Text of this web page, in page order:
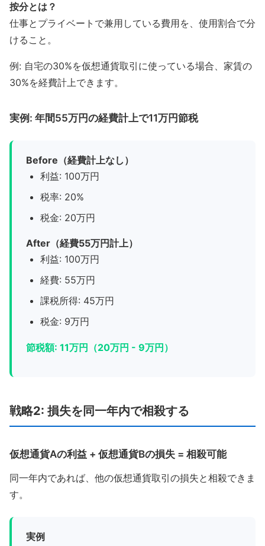
按分とは？
仕事とプライベートで兼用している費用を、使用割合で分
けること。
例: 自宅の30%を仮想通貨取引に使っている場合、家賃の
30%を経費計上できます。
実例: 年間55万円の経費計上で11万円節税
Before（経費計上なし）
利益: 100万円
税率: 20%
税金: 20万円
After（経費55万円計上）
利益: 100万円
経費: 55万円
課税所得: 45万円
税金: 9万円
節税額: 11万円（20万円 - 9万円）
戦略2: 損失を同一年内で相殺する
仮想通貨Aの利益 + 仮想通貨Bの損失 = 相殺可能
同一年内であれば、他の仮想通貨取引の損失と相殺できま
す。
実例